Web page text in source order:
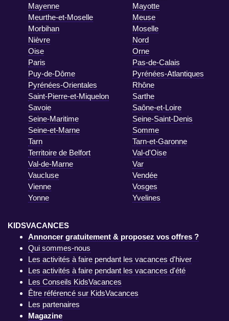
Mayenne
Mayotte
Meurthe-et-Moselle
Meuse
Morbihan
Moselle
Nièvre
Nord
Oise
Orne
Paris
Pas-de-Calais
Puy-de-Dôme
Pyrénées-Atlantiques
Pyrénées-Orientales
Rhône
Saint-Pierre-et-Miquelon
Sarthe
Savoie
Saône-et-Loire
Seine-Maritime
Seine-Saint-Denis
Seine-et-Marne
Somme
Tarn
Tarn-et-Garonne
Territoire de Belfort
Val-d'Oise
Val-de-Marne
Var
Vaucluse
Vendée
Vienne
Vosges
Yonne
Yvelines
KIDSVACANCES
Annoncer gratuitement & proposez vos offres ?
Qui sommes-nous
Les activités à faire pendant les vacances d'hiver
Les activités à faire pendant les vacances d'été
Les Conseils KidsVacances
Être référencé sur KidsVacances
Les partenaires
Magazine